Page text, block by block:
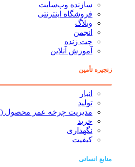
سازنده وب‌سایت
فروشگاه اینترنتی
وبلاگ
انجمن
چت زنده
آموزش آنلاین
زنجیره تأمین
انبار
تولید
مدیریت چرخه عمر محصول (PLM)
خرید
نگهداری
کیفیت
منابع انسانی